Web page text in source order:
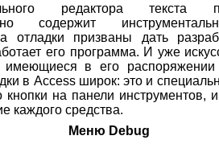
редактора текста
содержит
отладки призваны дать
его программа. И уже
в его распоряжении
в Access широк: это и
на панели инструментов,
каждого средства.
Меню Debug